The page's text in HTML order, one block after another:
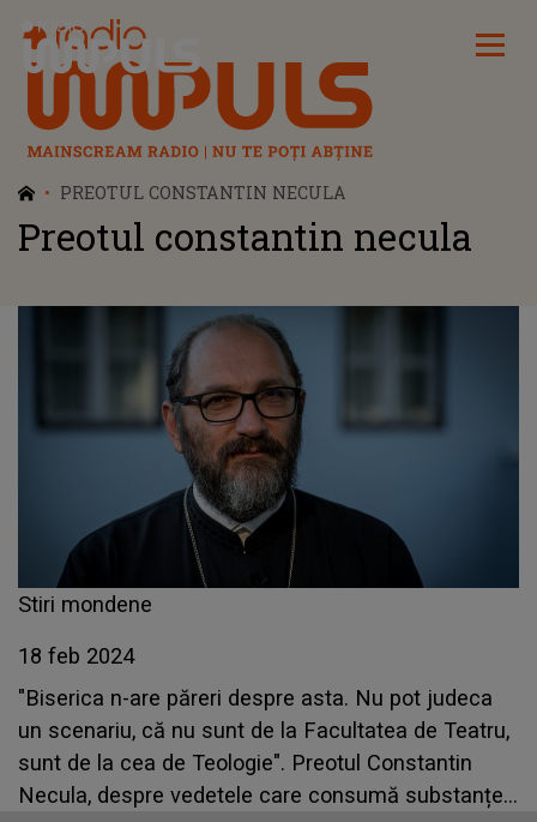
Radio Impuls
PREOTUL CONSTANTIN NECULA
Preotul constantin necula
Stiri mondene
18 feb 2024
"Biserica n-are păreri despre asta. Nu pot judeca
un scenariu, că nu sunt de la Facultatea de Teatru,
sunt de la cea de Teologie". Preotul Constantin
Necula, despre vedetele care consumă substanțe